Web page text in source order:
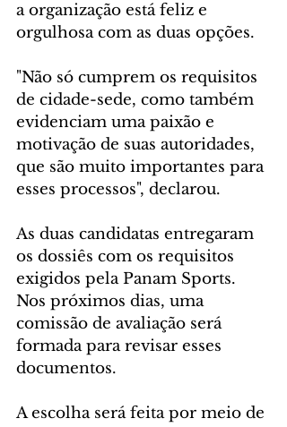
a organização está feliz e
orgulhosa com as duas opções.
"Não só cumprem os requisitos
de cidade-sede, como também
evidenciam uma paixão e
motivação de suas autoridades,
que são muito importantes para
esses processos", declarou.
As duas candidatas entregaram
os dossiês com os requisitos
exigidos pela Panam Sports.
Nos próximos dias, uma
comissão de avaliação será
formada para revisar esses
documentos.
A escolha será feita por meio de